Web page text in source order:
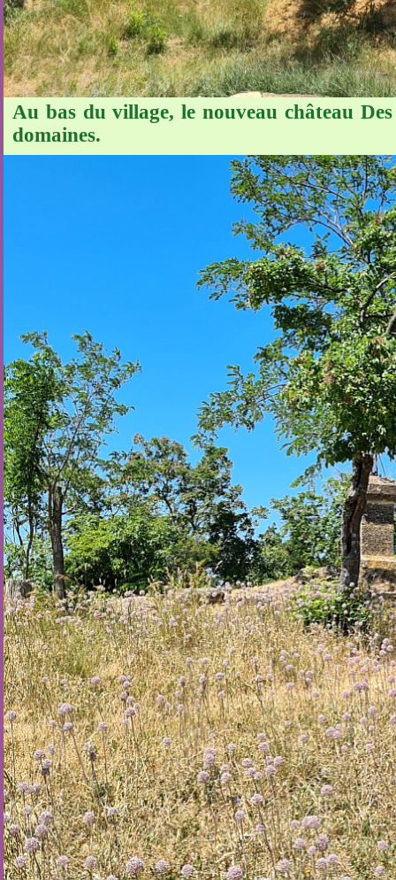
Au bas du village, le nouveau château
domaines.